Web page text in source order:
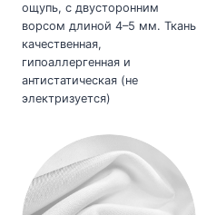
ощупь, с двусторонним
ворсом длиной 4–5 мм. Ткань
качественная,
гипоаллергенная и
антистатическая (не
электризуется)